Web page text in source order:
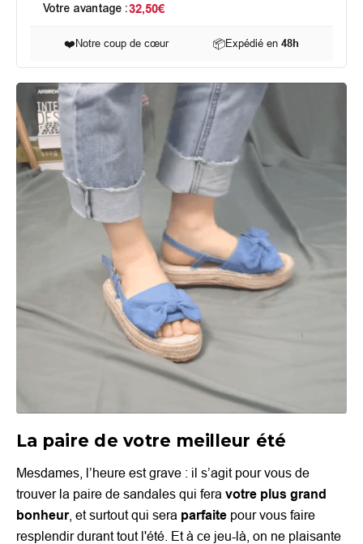
Votre avantage :32,50€
❤️ Notre coup de cœur 📦Expédié en48h
La paire de votre meilleur été
Mesdames, l’heure est grave : il s’agit pour vous de
trouver la paire de sandales qui fera votre plus grand
bonheur, et surtout qui sera parfaite pour vous faire
resplendir durant tout l'été. Et à ce jeu-là, on ne plaisante